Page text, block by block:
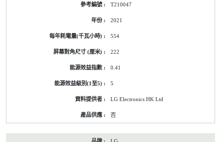
T210047
2021
554
222
0.41
5
LG Electronics HK Ltd
否